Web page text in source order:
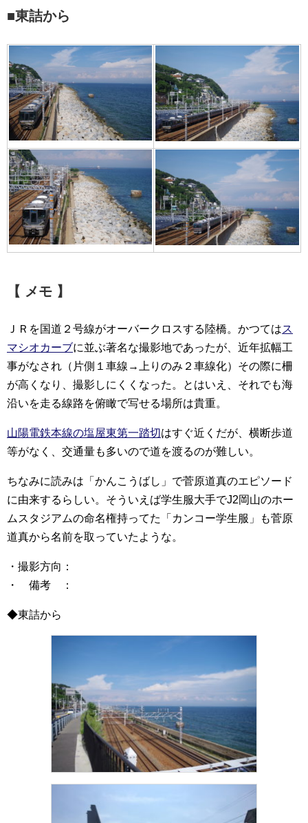
■東詰から
【 メモ 】
ＪＲを国道２号線がオーバークロスする陸橋。かつてはス
マシオカーブに並ぶ著名な撮影地であったが、近年拡幅工
事がなされ（片側１車線→上りのみ２車線化）その際に柵
が高くなり、撮影しにくくなった。とはいえ、それでも海
沿いを走る線路を俯瞰で写せる場所は貴重。
山陽電鉄本線の塩屋東第一踏切はすぐ近くだが、横断歩道
等がなく、交通量も多いので道を渡るのが難しい。
ちなみに読みは「かんこうばし」で菅原道真のエピソード
に由来するらしい。そういえば学生服大手でJ2岡山のホー
ムスタジアムの命名権持ってた「カンコー学生服」も菅原
道真から名前を取っていたような。
・撮影方向：
・ 備考 ：
◆東詰から